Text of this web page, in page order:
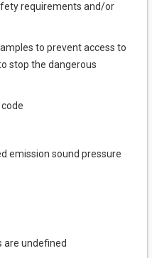
requirements and/or
to prevent access to
stop the dangerous
emission sound pressure
are undefined